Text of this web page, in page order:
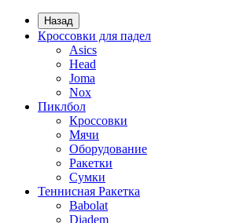
Назад
Кроссовки для падел
Asics
Head
Joma
Nox
Пиклбол
Кроссовки
Мячи
Оборудование
Ракетки
Сумки
Теннисная Ракетка
Babolat
Diadem